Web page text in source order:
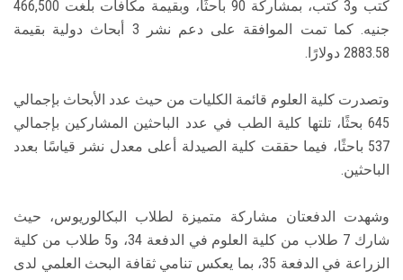
كتب و3 كتب، بمشاركة 90 باحثًا، وبقيمة مكافآت بلغت 466,500
جنيه. كما تمت الموافقة على دعم نشر 3 أبحاث دولية بقيمة
2883.58 دولارًا.
وتصدرت كلية العلوم قائمة الكليات من حيث عدد الأبحاث بإجمالي
645 بحثًا، تلتها كلية الطب في عدد الباحثين المشاركين بإجمالي
537 باحثًا، فيما حققت كلية الصيدلة أعلى معدل نشر قياسًا بعدد
الباحثين.
وشهدت الدفعتان مشاركة متميزة لطلاب البكالوريوس، حيث
شارك 7 طلاب من كلية العلوم في الدفعة 34، و5 طلاب من كلية
الزراعة في الدفعة 35، بما يعكس تنامي ثقافة البحث العلمي لدى